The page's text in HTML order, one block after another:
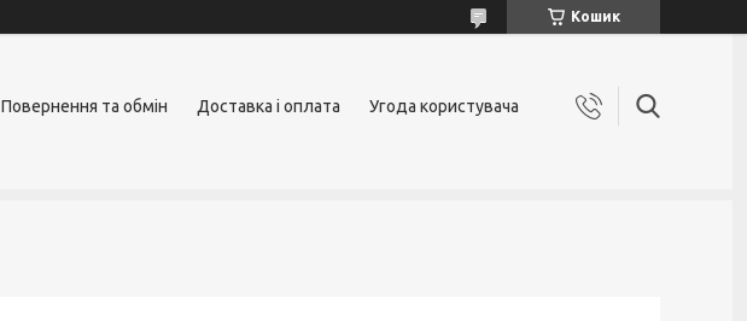
Кошик
Повернення та обмін Доставка і оплата Угода користувача